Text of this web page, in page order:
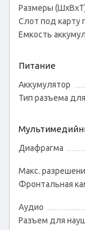
Размеры
Слот под карту
Емкость
Питание
Аккумулятор
Тип разъема
Диафрагма
Макс.
Фронтальная
Аудио
Разъем для